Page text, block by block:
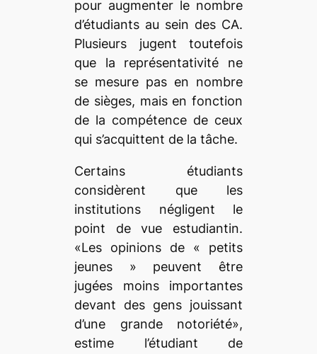
pour augmenter le nombre
d’étudiants au sein des CA.
Plusieurs jugent toutefois
que la représentativité ne
se mesure pas en nombre
de sièges, mais en fonction
de la compétence de ceux
qui s’acquittent de la tâche.
Certains étudiants
considèrent que les
institutions négligent le
point de vue estudiantin.
«Les opinions de « petits
jeunes » peuvent être
jugées moins importantes
devant des gens jouissant
d’une grande notoriété»,
estime l’étudiant de